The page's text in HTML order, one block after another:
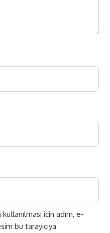
için adım, e-
bu tarayıcıya